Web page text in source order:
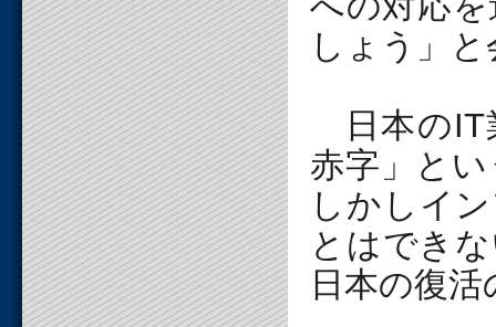
しょう」
日本のIT
赤字」と
しかしイ
とはでき
日本の復